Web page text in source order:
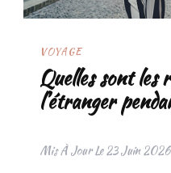
VOYAGE
Quelles sont les
l’étranger
Mis À Jour Le23 Juin 2026